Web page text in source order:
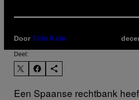
Door Sirin Kale
Deel:
Een Spaanse rechtbank